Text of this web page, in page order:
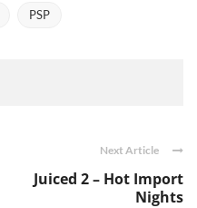
PSP
Next Article
Juiced 2 – Hot Import
Nights